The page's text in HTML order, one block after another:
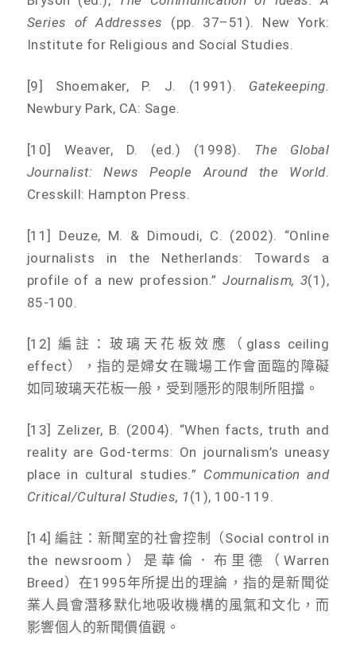
Series of Addresses (pp. 37–51). New York:
Institute for Religious and Social Studies.
[9] Shoemaker, P. J. (1991). Gatekeeping.
Newbury Park, CA: Sage.
[10] Weaver, D. (ed.) (1998). The Global
Journalist: News People Around the World.
Cresskill: Hampton Press.
[11] Deuze, M. & Dimoudi, C. (2002). “Online
journalists in the Netherlands: Towards a
profile of a new profession.”Journalism, 3(1),
85-100.
[12] 編註：玻璃天花板效應（glass ceiling
effect），指的是婦女在職場工作會面臨的障礙
如同玻璃天花板一般，受到隱形的限制所阻擋。
[13] Zelizer, B. (2004). “When facts, truth and
reality are God-terms: On journalism’s uneasy
place in cultural studies.” Communication and
Critical/Cultural Studies, 1 (1), 100-119.
[14] 編註：新聞室的社會控制（Social control in
the newsroom）是華倫．布里德（Warren
Breed）在1995年所提出的理論，指的是新聞從
業人員會潛移默化地吸收機構的風氣和文化，而
影響個人的新聞價值觀。